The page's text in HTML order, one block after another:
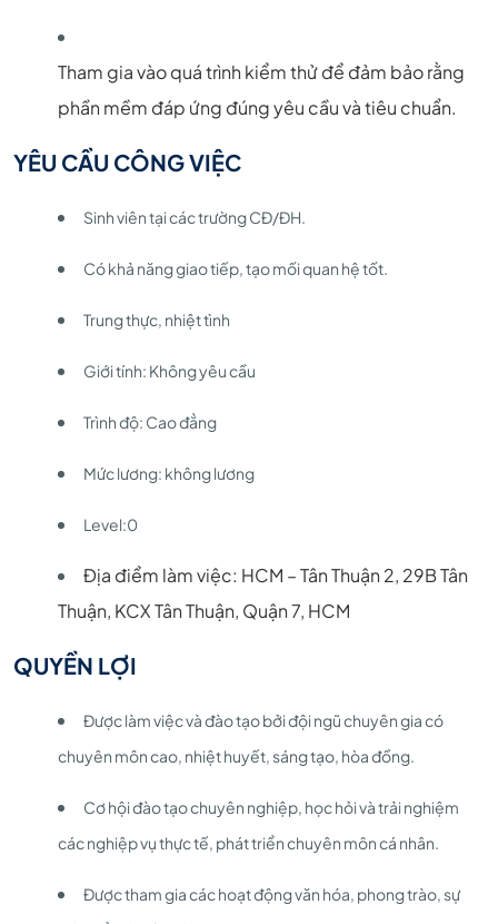
Tham gia vào quá trình kiểm thử để đảm bảo rằng
phần mềm đáp ứng đúng yêu cầu và tiêu chuẩn.
YÊU CẦU CÔNG VIỆC
Sinh viên tại các trường CĐ/ĐH.
Có khả năng giao tiếp, tạo mối quan hệ tốt.
Trung thực, nhiệt tình
Giới tính: Không yêu cầu
Trình độ: Cao đẳng
Mức lương: không lương
Level:0
Địa điểm làm việc: HCM – Tân Thuận 2, 29B Tân
Thuận, KCX Tân Thuận, Quận 7, HCM
QUYỀN LỢI
Được làm việcvà đào tạo bởiđội ngũchuyên gia có
chuyên môn cao, nhiệt huyết, sáng tạo, hòa đồng.
Cơ hội đào tạo chuyên nghiệp, học hỏi và trải nghiệm
các nghiệp vụ thực tế, phát triển chuyên môn cá nhân.
Được tham gia các hoạt động văn hóa, phong trào, sự